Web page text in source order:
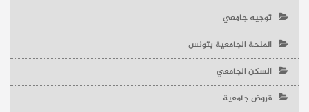
توجيه جامعي
المنحة الجامعية بتونس
السكن الجامعي
قروض جامعية